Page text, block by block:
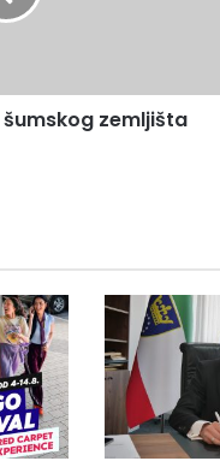
šumskog zemljišta